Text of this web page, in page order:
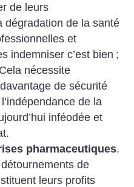
de leurs
dégradation de la santé
et
indemniser c’est bien ;
nécessite
de sécurité
de la
inféodée et
pharmaceutiques.
de
leurs profits